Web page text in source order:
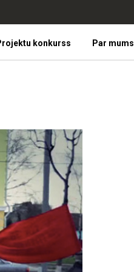
konkurss Par mums